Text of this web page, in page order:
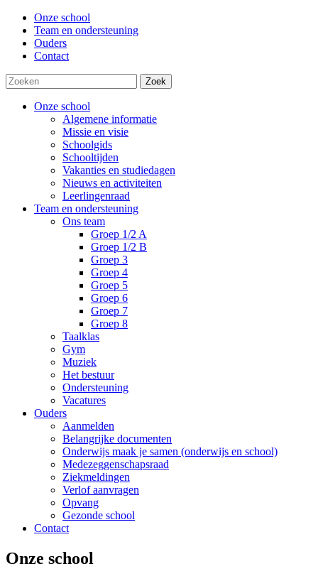
Onze school
Team en ondersteuning
Ouders
Contact
Zoek
Onze school
Algemene informatie
Missie en visie
Schoolgids
Schooltijden
Vakanties en studiedagen
Nieuws en activiteiten
Leerlingenraad
Team en ondersteuning
Ons team
Groep 1/2 A
Groep 1/2 B
Groep 3
Groep 4
Groep 5
Groep 6
Groep 7
Groep 8
Taalklas
Gym
Muziek
Het bestuur
Ondersteuning
Vacatures
Ouders
Aanmelden
Belangrijke documenten
Onderwijs maak je samen (onderwijs en school)
Medezeggenschapsraad
Ziekmeldingen
Verlof aanvragen
Opvang
Gezonde school
Contact
Onze school